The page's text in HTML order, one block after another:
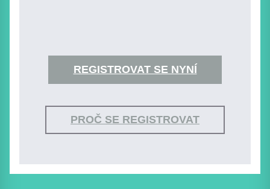
REGISTROVAT SE NYNÍ
PROČ SE REGISTROVAT